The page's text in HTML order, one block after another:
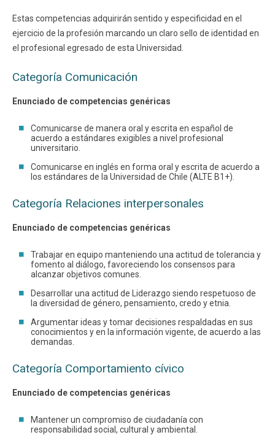
Estas competencias adquirirán sentido y especificidad en el
ejercicio de la profesión marcando un claro sello de identidad en
el profesional egresado de esta Universidad.
Categoría Comunicación
Enunciado de competencias genéricas
Comunicarse de manera oral y escrita en español de
acuerdo a estándares exigibles a nivel profesional
universitario.
Comunicarse en inglés en forma oral y escrita de acuerdo a
los estándares de la Universidad de Chile (ALTE B1+).
Categoría Relaciones interpersonales
Enunciado de competencias genéricas
Trabajar en equipo manteniendo una actitud de tolerancia y
fomento al diálogo, favoreciendo los consensos para
alcanzar objetivos comunes.
Desarrollar una actitud de Liderazgo siendo respetuoso de
la diversidad de género, pensamiento, credo y etnia.
Argumentar ideas y tomar decisiones respaldadas en sus
conocimientos y en la información vigente, de acuerdo a las
demandas.
Categoría Comportamiento cívico
Enunciado de competencias genéricas
Mantener un compromiso de ciudadanía con
responsabilidad social, cultural y ambiental.